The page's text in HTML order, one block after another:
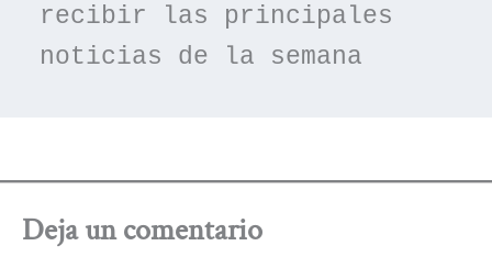
recibir las principales
noticias de la semana
Deja un comentario